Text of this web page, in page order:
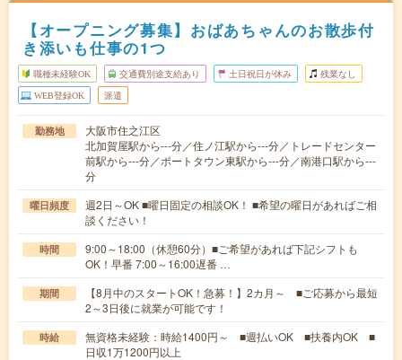
【オープニング募集】おばあちゃんのお散歩付
き添いも仕事の1つ
職種未経験OK 交通費別途支給あり 土日祝日が休み 残業なし
WEB登録OK 派遣
勤務地
大阪市住之江区
北加賀屋駅から---分／住ノ江駅から---分／トレードセンター
前駅から---分／ポートタウン東駅から---分／南港口駅から---
分
曜日頻度
週2日～OK ■曜日固定の相談OK！ ■希望の曜日があればご相
談ください！
時間
9:00～18:00（休憩60分）■ご希望があれば下記シフトも
OK！早番 7:00～16:00遅番 …
期間
【8月中のスタートOK！急募！】2カ月～ ■ご応募から最短
2～3日後に就業が可能です！
時給
無資格未経験：時給1400円～ ■週払いOK ■扶養内OK ■
日収1万1200円以上